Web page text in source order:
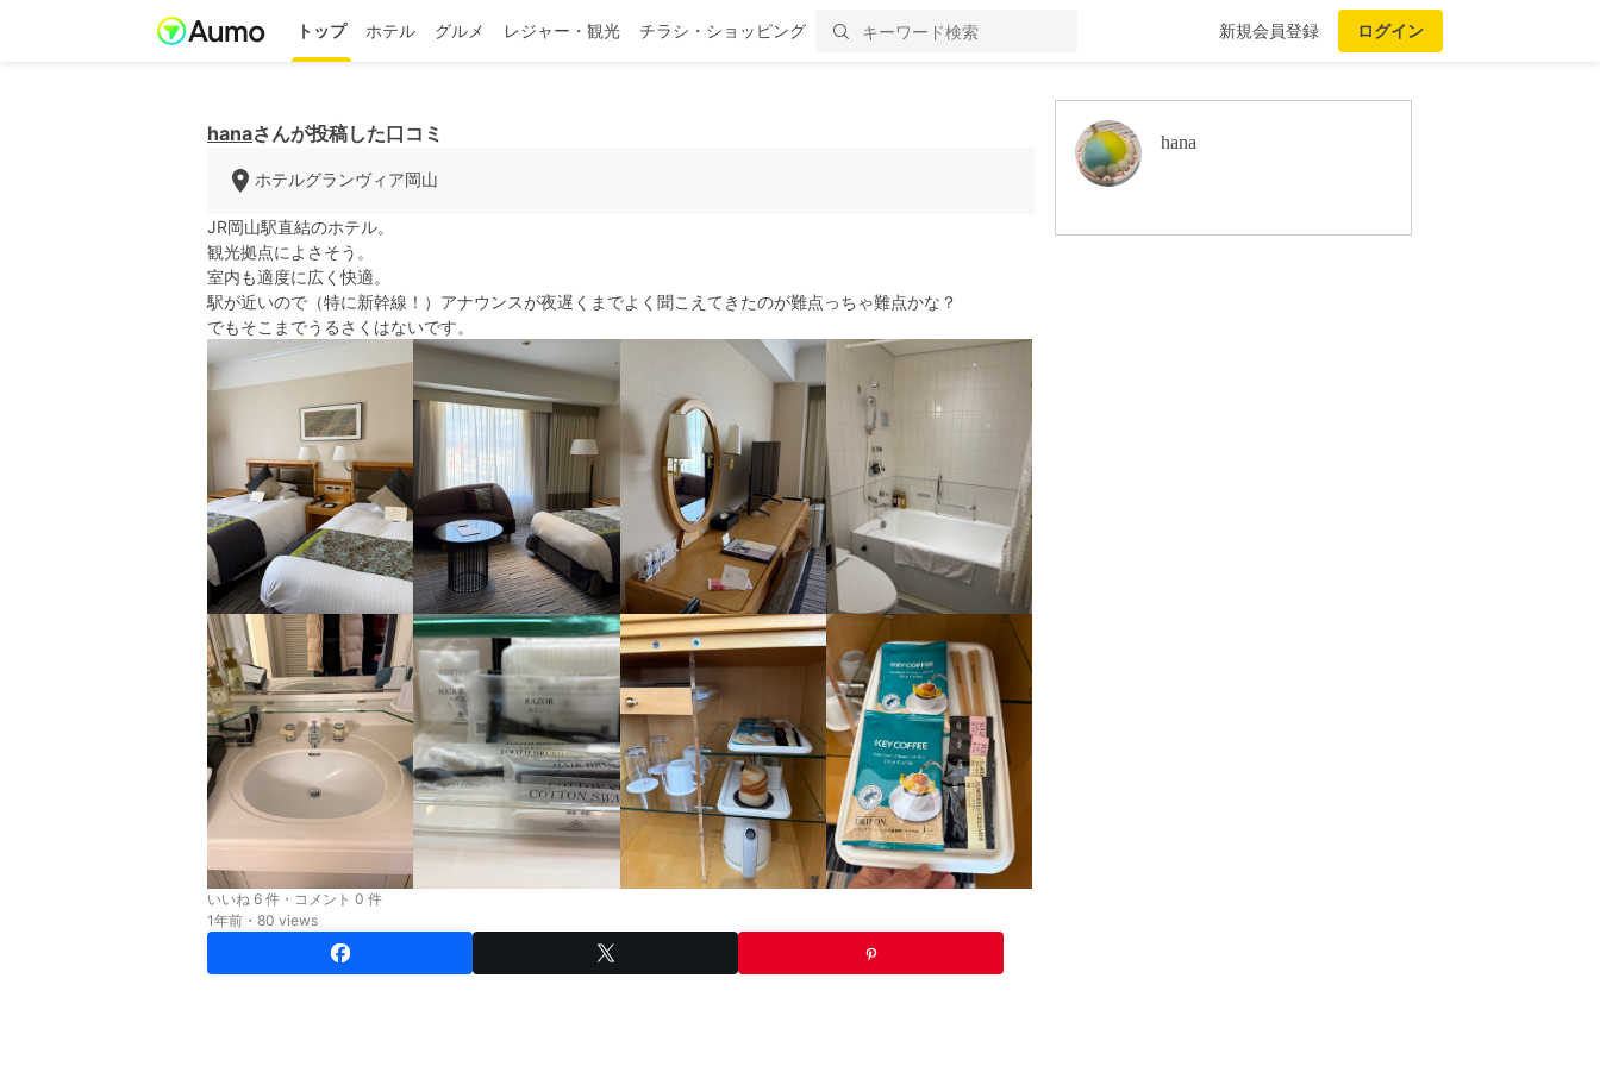
トップ ホテル グルメ レジャー・観光 チラシ・ショッピング 新規会員登録 ログイン
hanaさんが投稿した口コミ
ホテルグランヴィア岡山
JR岡山駅直結のホテル。
観光拠点によさそう。
室内も適度に広く快適。
駅が近いので（特に新幹線！）アナウンスが夜遅くまでよく聞こえてきたのが難点っちゃ難点かな？
でもそこまでうるさくはないです。
いいね 6 件・コメント 0 件
1年前・80 views
hana